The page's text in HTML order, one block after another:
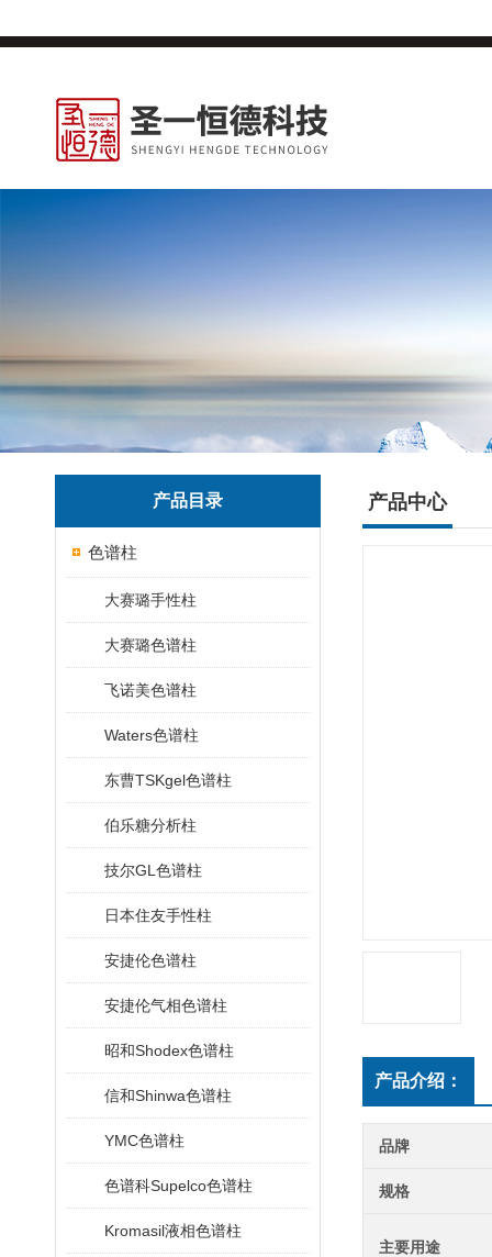
产品目录
色谱柱
大赛璐手性柱
大赛璐色谱柱
飞诺美色谱柱
Waters色谱柱
东曹TSKgel色谱柱
伯乐糖分析柱
技尔GL色谱柱
日本住友手性柱
安捷伦色谱柱
安捷伦气相色谱柱
昭和Shodex色谱柱
信和Shinwa色谱柱
YMC色谱柱
色谱科Supelco色谱柱
Kromasil液相色谱柱
产品中心
产品介绍：
品牌
规格
主要用途